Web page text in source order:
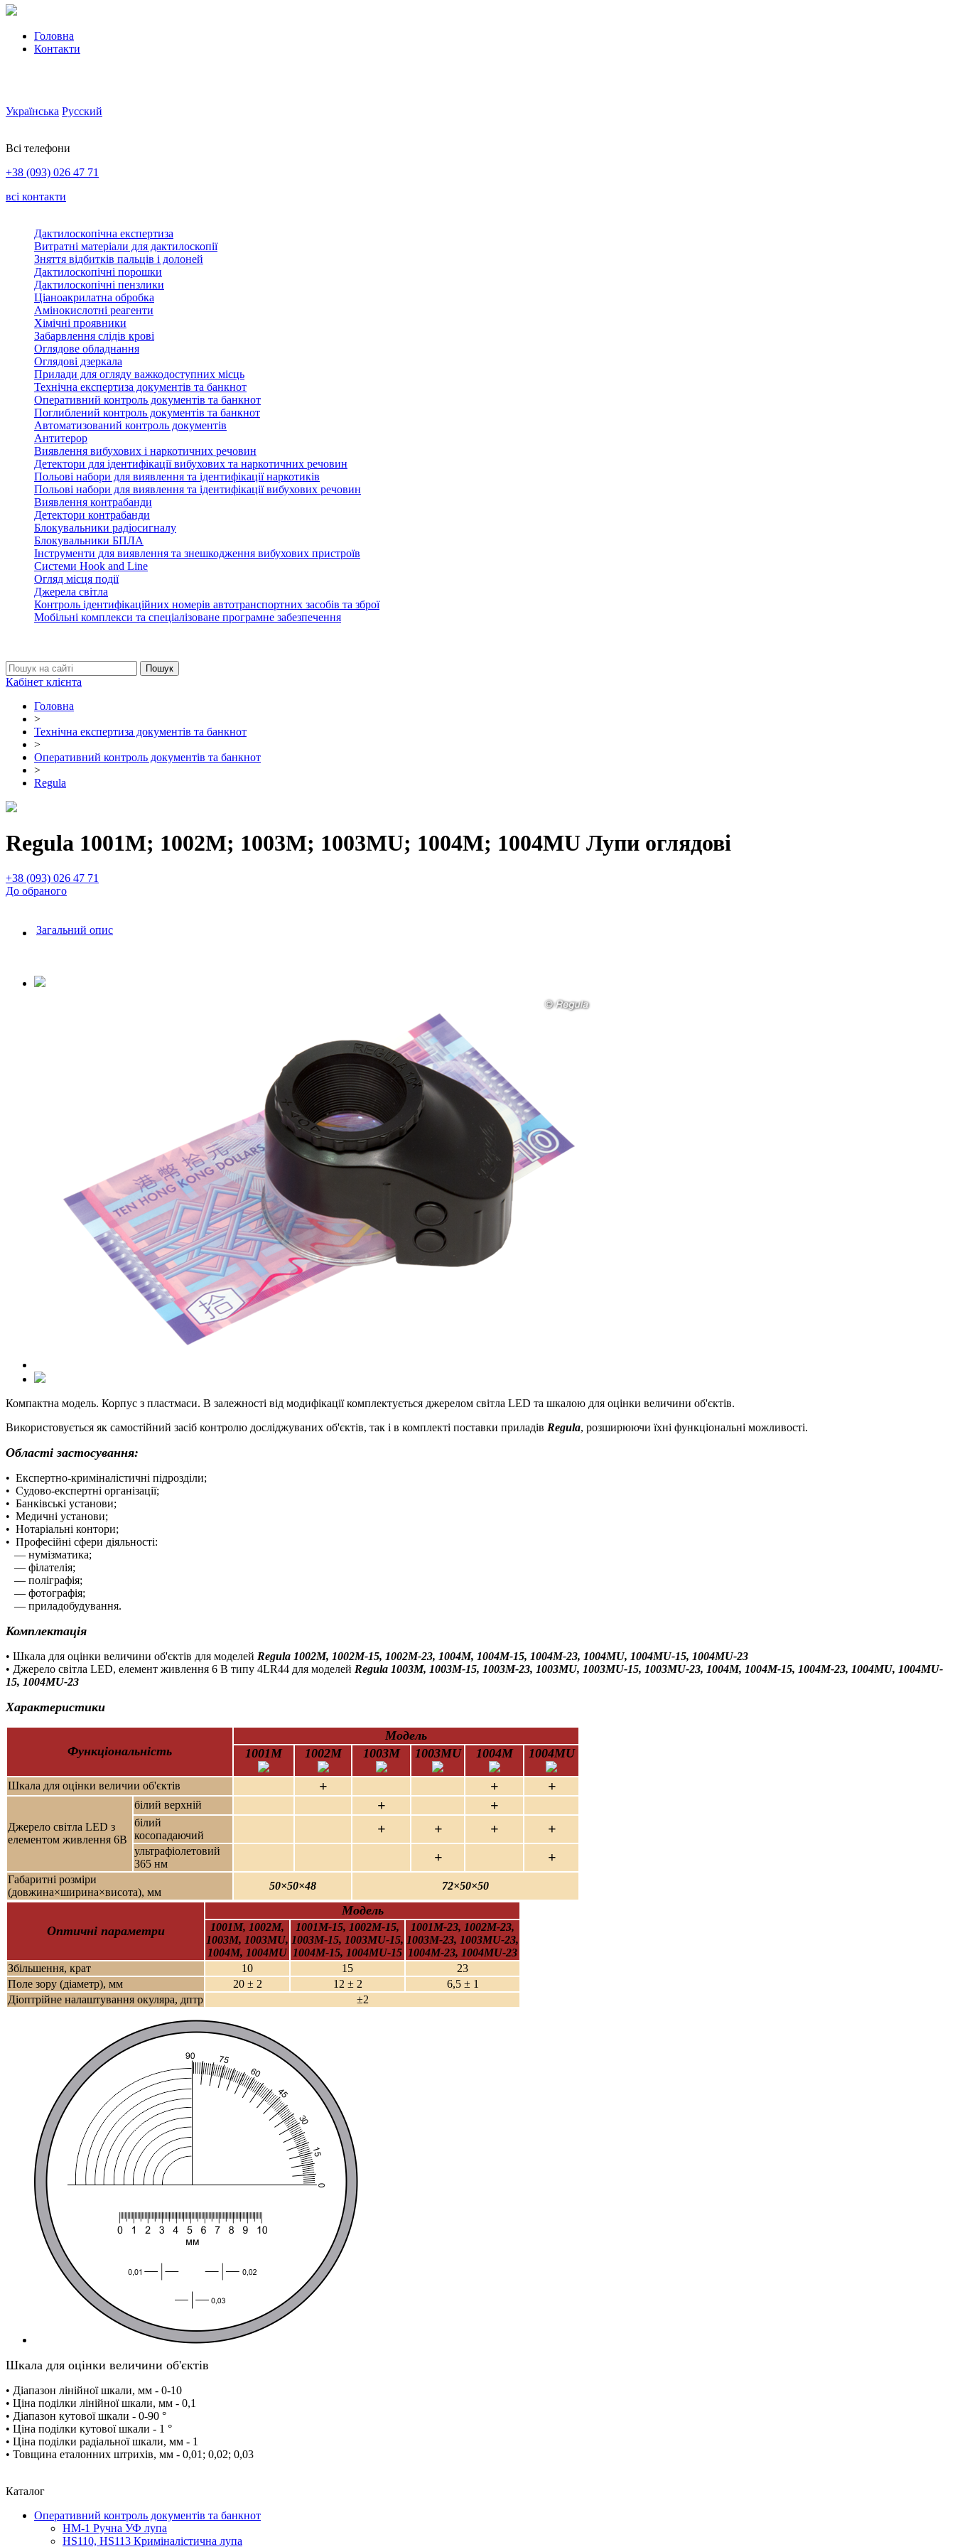
Головна
Контакти
Українська Русский
Всі телефони
+38 (093) 026 47 71
всі контакти
Дактилоскопічна експертиза
Витратні матеріали для дактилоскопії
Зняття відбитків пальців і долоней
Дактилоскопічні порошки
Дактилоскопічні пензлики
Ціаноакрилатна обробка
Амінокислотні реагенти
Хімічні проявники
Забарвлення слідів крові
Оглядове обладнання
Оглядові дзеркала
Прилади для огляду важкодоступних місць
Технічна експертиза документів та банкнот
Оперативний контроль документів та банкнот
Поглиблений контроль документів та банкнот
Автоматизований контроль документів
Антитерор
Виявлення вибухових і наркотичних речовин
Детектори для ідентифікації вибухових та наркотичних речовин
Польові набори для виявлення та ідентифікації наркотиків
Польові набори для виявлення та ідентифікації вибухових речовин
Виявлення контрабанди
Детектори контрабанди
Блокувальники радіосигналу
Блокувальники БПЛА
Інструменти для виявлення та знешкодження вибухових пристроїв
Системи Hook and Line
Огляд місця події
Джерела світла
Контроль ідентифікаційних номерів автотранспортних засобів та зброї
Мобільні комплекси та спеціалізоване програмне забезпечення
Кабінет клієнта
Головна
>
Технічна експертиза документів та банкнот
>
Оперативний контроль документів та банкнот
>
Regula
Regula 1001М; 1002М; 1003М; 1003МU; 1004М; 1004МU Лупи оглядові
+38 (093) 026 47 71
До обраного
Загальний опис
Компактна модель. Корпус з пластмаси. В залежності від модифікації комплектується джерелом світла LED та шкалою для оцінки величини об'єктів.
Використовується як самостійний засіб контролю досліджуваних об'єктів, так і в комплекті поставки приладів Regula, розширюючи їхні функціональні можливості.
Області застосування:
• Експертно-криміналістичні підрозділи;
• Судово-експертні організації;
• Банківські установи;
• Медичні установи;
• Нотаріальні контори;
• Професійні сфери діяльності:
— нумізматика;
— філателія;
— поліграфія;
— фотографія;
— приладобудування.
Комплектація
• Шкала для оцінки величини об'єктів для моделей Regula 1002M, 1002M-15, 1002M-23, 1004M, 1004M-15, 1004M-23, 1004MU, 1004MU-15, 1004MU-23
• Джерело світла LED, елемент живлення 6 В типу 4LR44 для моделей Regula 1003М, 1003М-15, 1003М-23, 1003МU, 1003МU-15, 1003МU-23, 1004М, 1004М-15, 1004М-23, 1004МU, 1004МU-
15, 1004МU-23
Характеристики
Функціональність
Модель
1001М
1002М 1003М 1003МU 1004M 1004MU
Шкала для оцінки величии об'єктів + + +
Джерело світла LED з
елементом живлення 6В
білий верхній + +
білий
косопадаючий
+ + + +
ультрафіолетовий
365 нм
+ +
Габаритні розміри
(довжина×ширина×висота), мм
50×50×48 72×50×50
Оптичні параметри
Модель
1001M, 1002M,
1003M, 1003MU,
1004M, 1004MU
1001M-15, 1002M-15,
1003M-15, 1003MU-15,
1004M-15, 1004MU-15
1001M-23, 1002M-23,
1003M-23, 1003MU-23,
1004M-23, 1004MU-23
Збільшення, крат
10 15
23
Поле зору (діаметр), мм
20 ± 2 12 ± 2
6,5 ± 1
Діоптрійне налаштування окуляра, дптр
±2
Шкала для оцінки величини об'єктів
• Діапазон лінійної шкали, мм - 0-10
• Ціна поділки лінійної шкали, мм - 0,1
• Діапазон кутової шкали - 0-90 °
• Ціна поділки кутової шкали - 1 °
• Ціна поділки радіальної шкали, мм - 1
• Товщина еталонних штрихів, мм - 0,01; 0,02; 0,03
Каталог
Оперативний контроль документів та банкнот
HM-1 Ручна УФ лупа
HS110, HS113 Криміналістична лупа